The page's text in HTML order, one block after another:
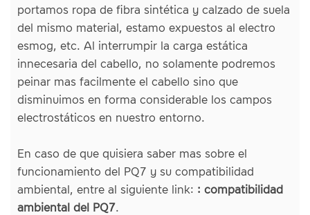
portamos ropa de fibra sintética y calzado de suela
del mismo material, estamo expuestos al electro
esmog, etc. Al interrumpir la carga estática
innecesaria del cabello, no solamente podremos
peinar mas facilmente el cabello sino que
disminuimos en forma considerable los campos
electrostáticos en nuestro entorno.
En caso de que quisiera saber mas sobre el
funcionamiento del PQ7 y su compatibilidad
ambiental, entre al siguiente link: : compatibilidad
ambiental del PQ7.